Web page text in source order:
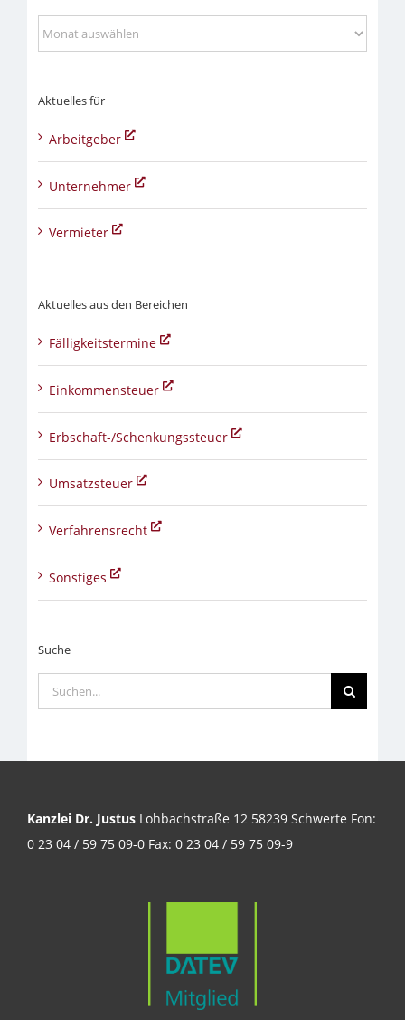
Aktuelles
aus
Aktuelles für
Arbeitgeber
Unternehmer
Vermieter
Aktuelles aus den Bereichen
Fälligkeitstermine
Einkommensteuer
Erbschaft-/Schenkungssteuer
Umsatzsteuer
Verfahrensrecht
Sonstiges
Suche
Suche
nach:
Kanzlei Dr. Justus Lohbachstraße 12 58239 Schwerte Fon:
0 23 04 / 59 75 09-0 Fax: 0 23 04 / 59 75 09-9